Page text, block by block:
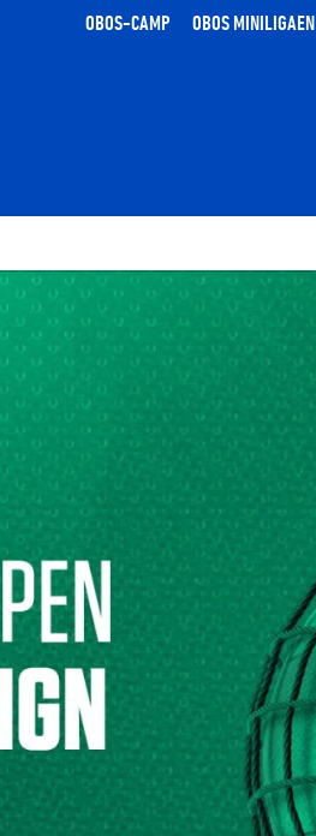
OBOS-CAMP OBOS MINILIGAEN